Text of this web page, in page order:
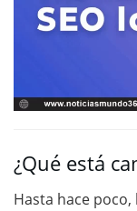
¿Qué está
Hasta hace